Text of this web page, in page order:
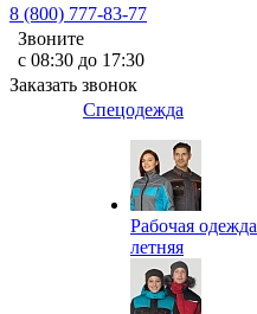
8 (800) 777-83-77
Звоните
с 08:30 до 17:30
Заказать звонок
Спецодежда
Рабочая одежда
летняя